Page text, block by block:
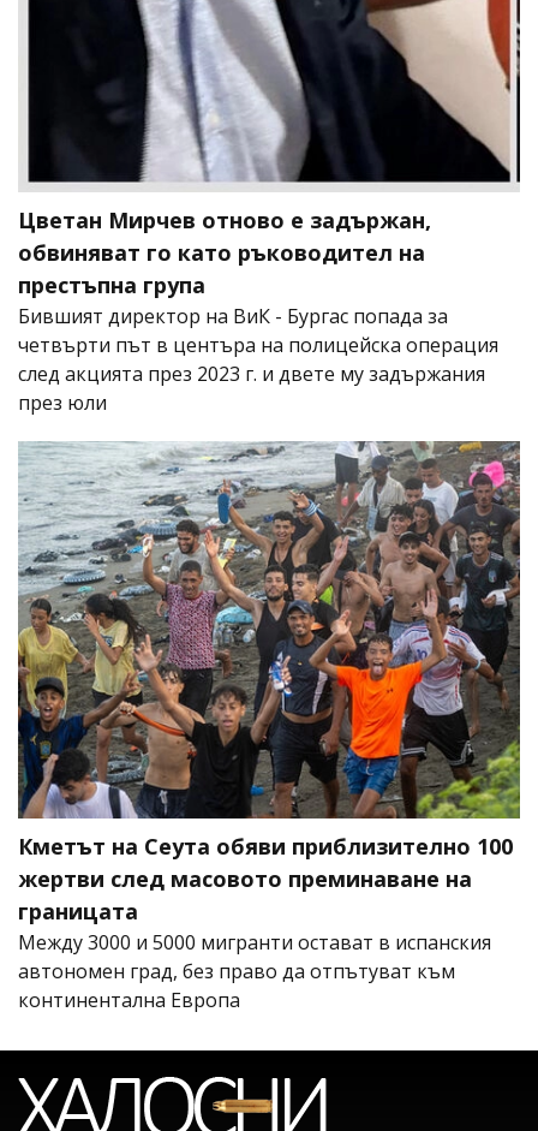
Цветан Мирчев отново е задържан,
обвиняват го като ръководител на
престъпна група
Бившият директор на ВиК - Бургас попада за
четвърти път в центъра на полицейска операция
след акцията през 2023 г. и двете му задържания
през юли
Кметът на Сеута обяви приблизително 100
жертви след масовото преминаване на
границата
Между 3000 и 5000 мигранти остават в испанския
автономен град, без право да отпътуват към
континентална Европа